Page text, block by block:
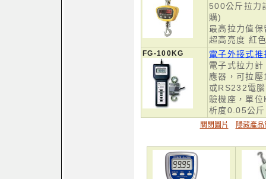
500公斤拉力
購)
最高拉力值保
超高亮度 紅
FG-100KG
電子外接式
電子式拉力
應器，可拉
或RS232電
驗機座，單
析度0.05公斤
關閉圖片 隱藏產品